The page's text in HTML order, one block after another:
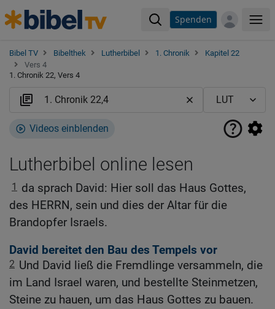
Spenden
Bibel TV Bibelthek Lutherbibel 1. Chronik
Kapitel 22
Vers 4
1. Chronik 22, Vers 4
Videos einblenden
Lutherbibel online lesen
1 da sprach David: Hier soll das Haus Gottes,
des HERRN, sein und dies der Altar für die
Brandopfer Israels.
David bereitet den Bau des Tempels vor
2 Und David ließ die Fremdlinge versammeln, die
im Land Israel waren, und bestellte Steinmetzen,
Steine zu hauen, um das Haus Gottes zu bauen.